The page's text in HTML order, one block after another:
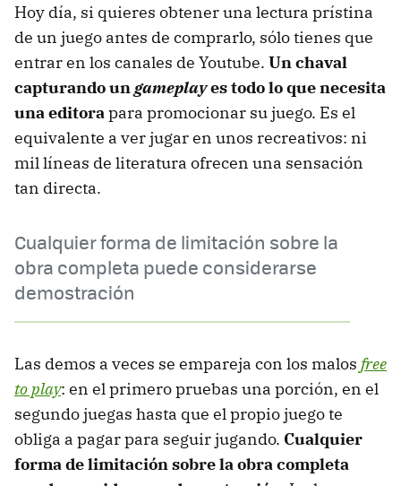
Hoy día, si quieres obtener una lectura prístina
de un juego antes de comprarlo, sólo tienes que
entrar en los canales de Youtube. Un chaval
capturando ungameplayes todo lo que necesita
una editorapara promocionar su juego. Es el
equivalente a ver jugar en unos recreativos: ni
mil líneas de literatura ofrecen una sensación
tan directa.
Cualquier forma de limitación sobre la
obra completa puede considerarse
demostración
Las demos a veces se empareja con los malos free
to play: en el primero pruebas una porción, en el
segundo juegas hasta que el propio juego te
obliga a pagar para seguir jugando. Cualquier
forma de limitación sobre la obra completa